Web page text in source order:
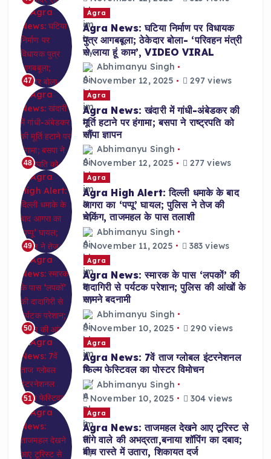
47
Agra
Agra News: घटिया निर्माण पर विधायक
पुत्र आगबबूला; ठेकेदार बोला- ‘परिवहन मंत्री
से लाया हूं काम’, VIDEO VIRAL
Abhimanyu Singh
November 12, 2025
297 views
48
Agra
Agra News: खंदारी में गांधी-अंबेडकर की
मूर्ति हटाने पर हंगामा; बसपा ने राष्ट्रपति को
सौंपा ज्ञापन
Abhimanyu Singh
November 12, 2025
277 views
49
Agra
Agra High Alert: दिल्ली धमाके के बाद
आगरा का ‘पप्पू’ घायल; पुलिस ने तेज की
चेकिंग, ताजमहल के पास तलाशी
Abhimanyu Singh
November 11, 2025
383 views
50
Agra
Agra News: स्मारक के पास ‘लपकों’ की
दादागिरी से पर्यटक परेशान; पुलिस की आंखों के
सामने बदनामी
Abhimanyu Singh
November 10, 2025
290 views
51
Agra
Agra News: 7वें ताज ग्लोबल इंटरनेशनल
फिल्म फेस्टिवल का पोस्टर विमोचन
Abhimanyu Singh
November 10, 2025
304 views
Agra
Agra News: ताजमहल देखने आए टूरिस्ट से
तांगे वाले की अभद्रता,बनाया शॉपिंग का दबाव;
बीच रास्ते में उतारा, शिकायत दर्ज